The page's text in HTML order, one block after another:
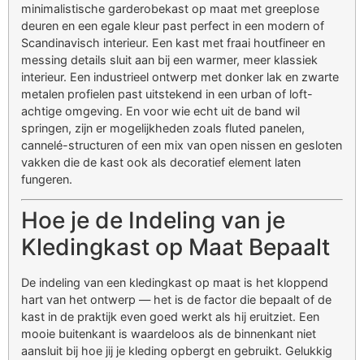
minimalistische garderobekast op maat met greeplose
deuren en een egale kleur past perfect in een modern of
Scandinavisch interieur. Een kast met fraai houtfineer en
messing details sluit aan bij een warmer, meer klassiek
interieur. Een industrieel ontwerp met donker lak en zwarte
metalen profielen past uitstekend in een urban of loft-
achtige omgeving. En voor wie echt uit de band wil
springen, zijn er mogelijkheden zoals fluted panelen,
cannelé-structuren of een mix van open nissen en gesloten
vakken die de kast ook als decoratief element laten
fungeren.
Hoe je de Indeling van je
Kledingkast op Maat Bepaalt
De indeling van een kledingkast op maat is het kloppend
hart van het ontwerp — het is de factor die bepaalt of de
kast in de praktijk even goed werkt als hij eruitziet. Een
mooie buitenkant is waardeloos als de binnenkant niet
aansluit bij hoe jij je kleding opbergt en gebruikt. Gelukkig